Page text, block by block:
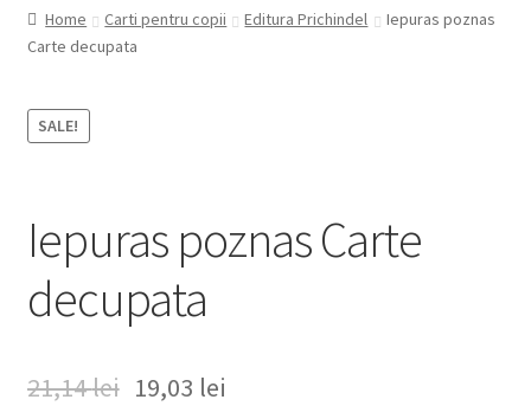
Cart
Checkout
Politică de confidențialitate
Termeni si conditii
Despre
Home Carti pentru copii Editura Prichindel
Iepuras poznas
Carte decupata
SALE!
Iepuras poznas Carte
decupata
21,14lei 19,03 lei